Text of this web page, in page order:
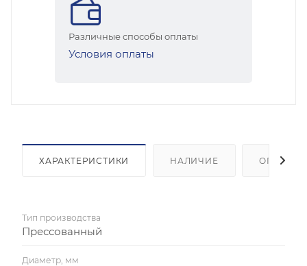
Различные способы оплаты
Условия оплаты
ХАРАКТЕРИСТИКИ НАЛИЧИЕ ОПЛАТА
Тип производства
Прессованный
Диаметр, мм